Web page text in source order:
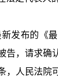
发布的《
告，请求确
，人民法